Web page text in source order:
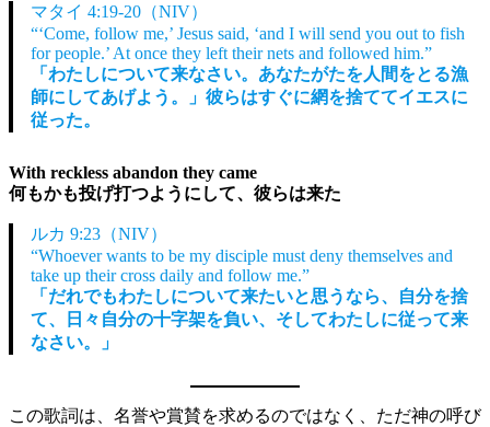
マタイ 4:19-20（NIV）
“‘Come, follow me,’ Jesus said, ‘and I will send you out to fish
for people.’ At once they left their nets and followed him.”
「わたしについて来なさい。あなたがたを人間をとる漁
師にしてあげよう。」彼らはすぐに網を捨ててイエスに
従った。
With reckless abandon they came
何もかも投げ打つようにして、彼らは来た
ルカ 9:23（NIV）
“Whoever wants to be my disciple must deny themselves and
take up their cross daily and follow me.”
「だれでもわたしについて来たいと思うなら、自分を捨
て、日々自分の十字架を負い、そしてわたしに従って来
なさい。」
この歌詞は、名誉や賞賛を求めるのではなく、ただ神の呼び